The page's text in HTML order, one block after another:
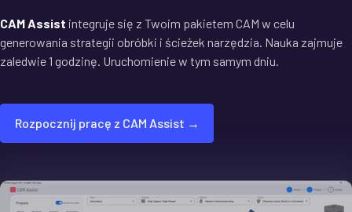
CAM Assist integruje się z Twoim pakietem CAM w celu
generowania strategii obróbki i ścieżek narzędzia. Nauka zajmuje
zaledwie 1 godzinę. Uruchomienie w tym samym dniu.
Rozpocznij pracę z CAM Assist →